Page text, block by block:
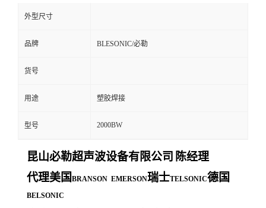
外型尺寸
品牌 BLESONIC/必勒
货号
用途 塑胶焊接
型号 2000BW
昆山必勒超声波设备有限公司 陈经理
代理美国 BRANSON EMERSON瑞士TELSONIC德国
BELSONIC